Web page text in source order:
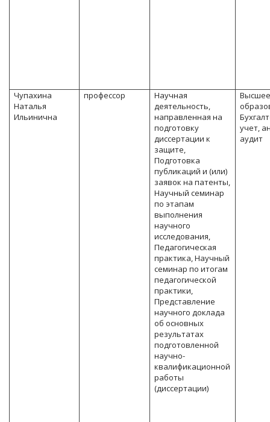
Чупахина
Наталья
Ильинична
профессор
Научная
деятельность,
направленная на
подготовку
диссертации к
защите,
Подготовка
публикаций и (или)
заявок на патенты,
Научный семинар
по этапам
выполнения
научного
исследования,
Педагогическая
практика, Научный
семинар по итогам
педагогической
практики,
Представление
научного доклада
об основных
результатах
подготовленной
научно-
квалификационной
работы
(диссертации)
учет,
аудит